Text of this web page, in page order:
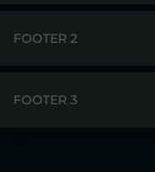
FOOTER 2
FOOTER 3